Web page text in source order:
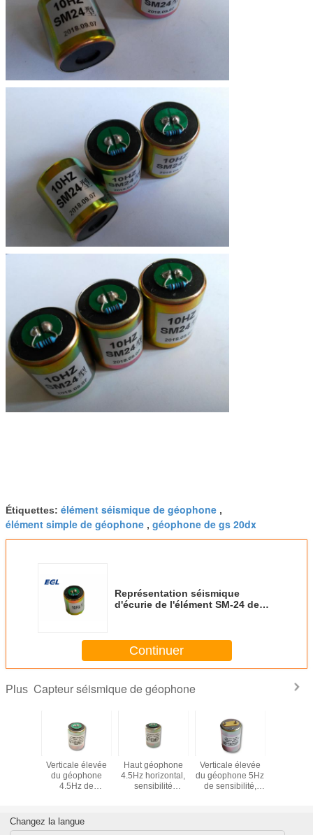
Étiquettes: élément séismique de géophone ,
élément simple de géophone , géophone de gs 20dx
Représentation séismique
d'écurie de l'élément SM-24 de
Continuer
Plus Capteur séismique de géophone
m/s
Verticale élevée
du géophone
4.5Hz de
100V/m/s
Haut géophone
4.5Hz horizontal,
sensibilité
Verticale élevée
du géophone 5Hz
de sensibilité,
hertz
Changez la langue